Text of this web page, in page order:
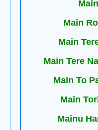
Main
Main
Main Tere
Main To
Main
Mainu